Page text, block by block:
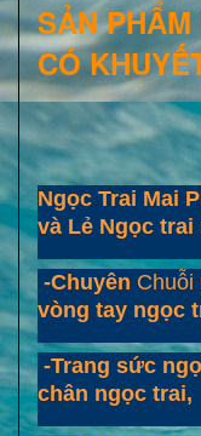
SẢN PHẨM
CÓ
Ngọc Trai Mai
và Lẻ Ngọc
-Chuyên Chuỗi
vòng tay ngọc
-Trang sức
chân ngọc trai,